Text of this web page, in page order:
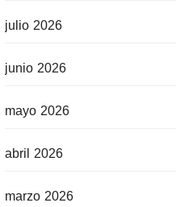
julio 2026
junio 2026
mayo 2026
abril 2026
marzo 2026